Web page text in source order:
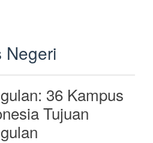
Negeri
36 Kampus
Tujuan